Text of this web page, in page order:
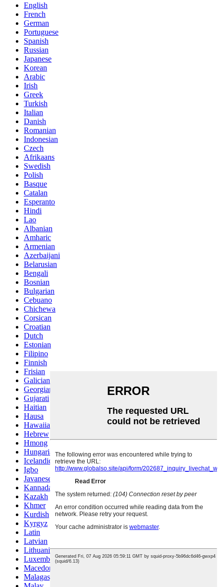
English
French
German
Portuguese
Spanish
Russian
Japanese
Korean
Arabic
Irish
Greek
Turkish
Italian
Danish
Romanian
Indonesian
Czech
Afrikaans
Swedish
Polish
Basque
Catalan
Esperanto
Hindi
Lao
Albanian
Amharic
Armenian
Azerbaijani
Belarusian
Bengali
Bosnian
Bulgarian
Cebuano
Chichewa
Corsican
Croatian
Dutch
Estonian
Filipino
Finnish
Frisian
Galician
Georgian
Gujarati
Haitian
Hausa
Hawaiian
Hebrew
Hmong
Hungarian
Icelandic
Igbo
Javanese
Kannada
Kazakh
Khmer
Kurdish
Kyrgyz
Latin
Latvian
Lithuanian
Luxembou..
Macedonian
Malagasy